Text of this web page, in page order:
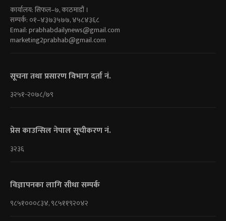
कार्यालय: सिफल–७, काठमाडौं ।
सम्पर्क: ०१–४३७३५७७, ४५८४३६८
Email:prabhabdailynews@gmail.com
marketing2prabhab@gmail.com
सूचना तथा प्रसारण विभाग दर्ता नं.
३२५१-२०७८/७९
प्रेस काउन्सिल नेपाल सूचीकरण नं.
३२३६
विज्ञापनका लागि सीधा सम्पर्क
९८५१०००८३४, ९८५११९२०४२